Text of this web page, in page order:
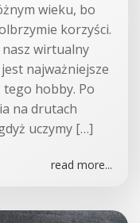
wieku, bo
korzyści.
wirtualny
najważniejsze
tego hobby. Po
na drutach
uczymy […]
read more...